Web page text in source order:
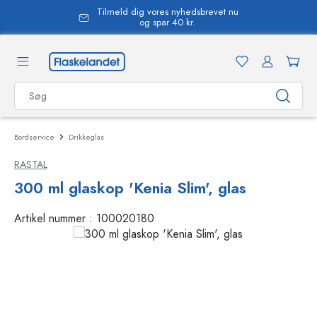
Tilmeld dig vores nyhedsbrevet nu
og spar 40 kr.
Bordservice Drikkeglas
RASTAL
300 ml glaskop 'Kenia Slim', glas
Artikel nummer : 100020180